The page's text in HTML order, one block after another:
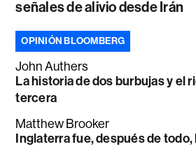
señales de alivio desde Irán
OPINIÓN BLOOMBERG
John Authers
La historia de dos burbujas y el
tercera
Matthew Brooker
Inglaterra fue, después de todo,